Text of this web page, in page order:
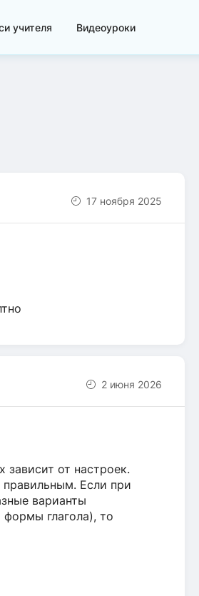
учителя Видеоуроки
17 ноября 2025
2 июня 2026
зависит от настроек.
правильным. Если при
варианты
глагола), то